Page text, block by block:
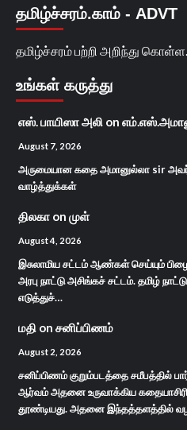
தமிழ்ச்சரம்.காம் - ADVT
தமிழ்ச்சரம் பற்றி அறிந்து கொள்ள...
உங்கள் கருத்து
எஸ். பாயிஸா அலி on
August 7, 2026
அருமையான கதை அமானுல்லா sir
வாழ்த்துக்கள்
திலகா on முள்
August 4, 2026
இசுலாமிய சட்டம் ஆண்கள் செய்யும்
அரபு நாட்டு அசிங்கச் சட்டம். தமிழ்
எடுத்துச்…
மதி on சனிப்பிணம்
August 2, 2026
சனிப்பிணம் குறும்படத்தை சமீபத்தில்
ஆர்வம் அதனை உருவாக்கிய
தூண்டியது. அதனை இந்தத்தளத்தில்